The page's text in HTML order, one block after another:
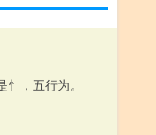
忄，五行为。